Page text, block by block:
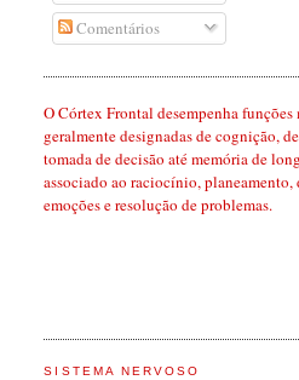
Comentários
O Córtex Frontal desempenha
geralmente designadas de cognição,
tomada de decisão até memória de
associado ao raciocínio,
emoções e resolução de problemas.
SISTEMA NERVOSO